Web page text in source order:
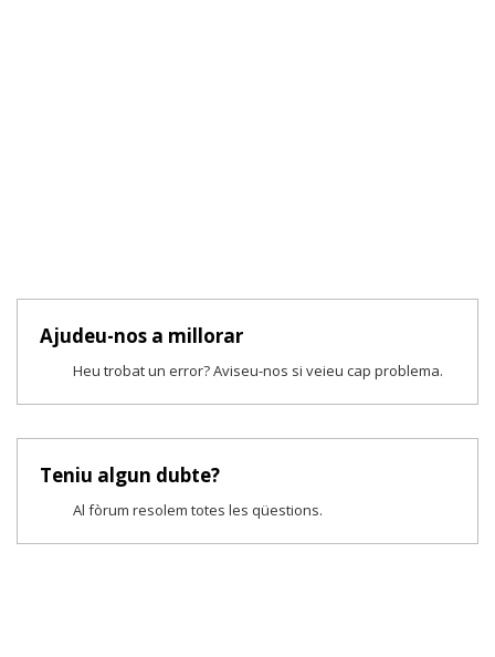
Ajudeu-nos a millorar
Heu trobat un error? Aviseu-nos si veieu cap problema.
Teniu algun dubte?
Al fòrum resolem totes les qüestions.